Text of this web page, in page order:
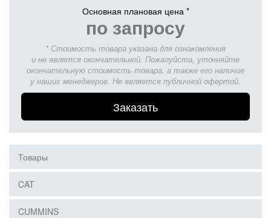
Основная плановая цена *
по запросу
* Стоимость товара указана для ознакомления
и не являтся окончательной. Пожалуйста, уточняйте
окончательную стоимость товара, а также его наличие
у наших менеджеров. Не является публичной офертой.
Заказать
Товары
CAT
CUMMINS